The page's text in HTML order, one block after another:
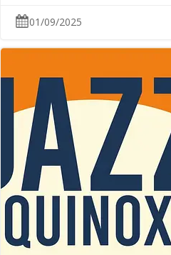
01/09/2025